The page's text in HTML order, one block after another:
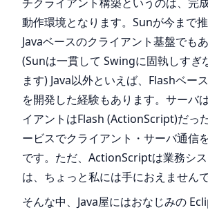
動作環境となります。Sunが今まで
Javaベースのクライアント基盤でもあ
(Sunは一貫して Swingに固執しすぎ
ます) Java以外といえば、Flashベー
を開発した経験もあります。サーバ
イアントはFlash (ActionScript)だっ
ービスでクライアント・サーバ通信
です。ただ、ActionScriptは業務シ
は、ちょっと私には手におえません
そんな中、Java屋にはおなじみの